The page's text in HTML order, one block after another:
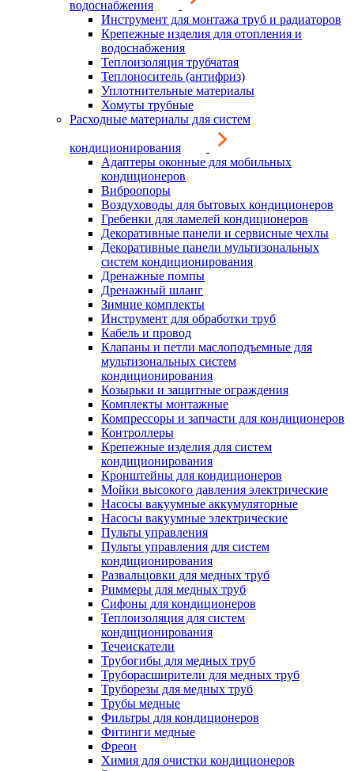
водоснабжения
Инструмент для монтажа труб и радиаторов
Крепежные изделия для отопления и
водоснабжения
Теплоизоляция трубчатая
Теплоноситель (антифриз)
Уплотнительные материалы
Хомуты трубные
Расходные материалы для систем
кондиционирования
Адаптеры оконные для мобильных
кондиционеров
Виброопоры
Воздуховоды для бытовых кондиционеров
Гребенки для ламелей кондиционеров
Декоративные панели и сервисные чехлы
Декоративные панели мультизональных
систем кондиционирования
Дренажные помпы
Дренажный шланг
Зимние комплекты
Инструмент для обработки труб
Кабель и провод
Клапаны и петли маслоподъемные для
мультизональных систем
кондиционирования
Козырьки и защитные ограждения
Комплекты монтажные
Компрессоры и запчасти для кондиционеров
Контроллеры
Крепежные изделия для систем
кондиционирования
Кронштейны для кондиционеров
Мойки высокого давления электрические
Насосы вакуумные аккумуляторные
Насосы вакуумные электрические
Пульты управления
Пульты управления для систем
кондиционирования
Развальцовки для медных труб
Риммеры для медных труб
Сифоны для кондиционеров
Теплоизоляция для систем
кондиционирования
Течеискатели
Трубогибы для медных труб
Труборасширители для медных труб
Труборезы для медных труб
Трубы медные
Фильтры для кондиционеров
Фитинги медные
Фреон
Химия для очистки кондиционеров